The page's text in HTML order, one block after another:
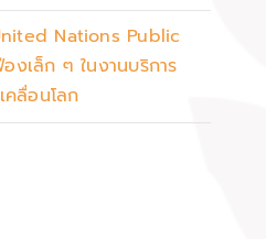
Nations Public
งเล็ก ๆ ในงานบริการ
ลื่อนโลก